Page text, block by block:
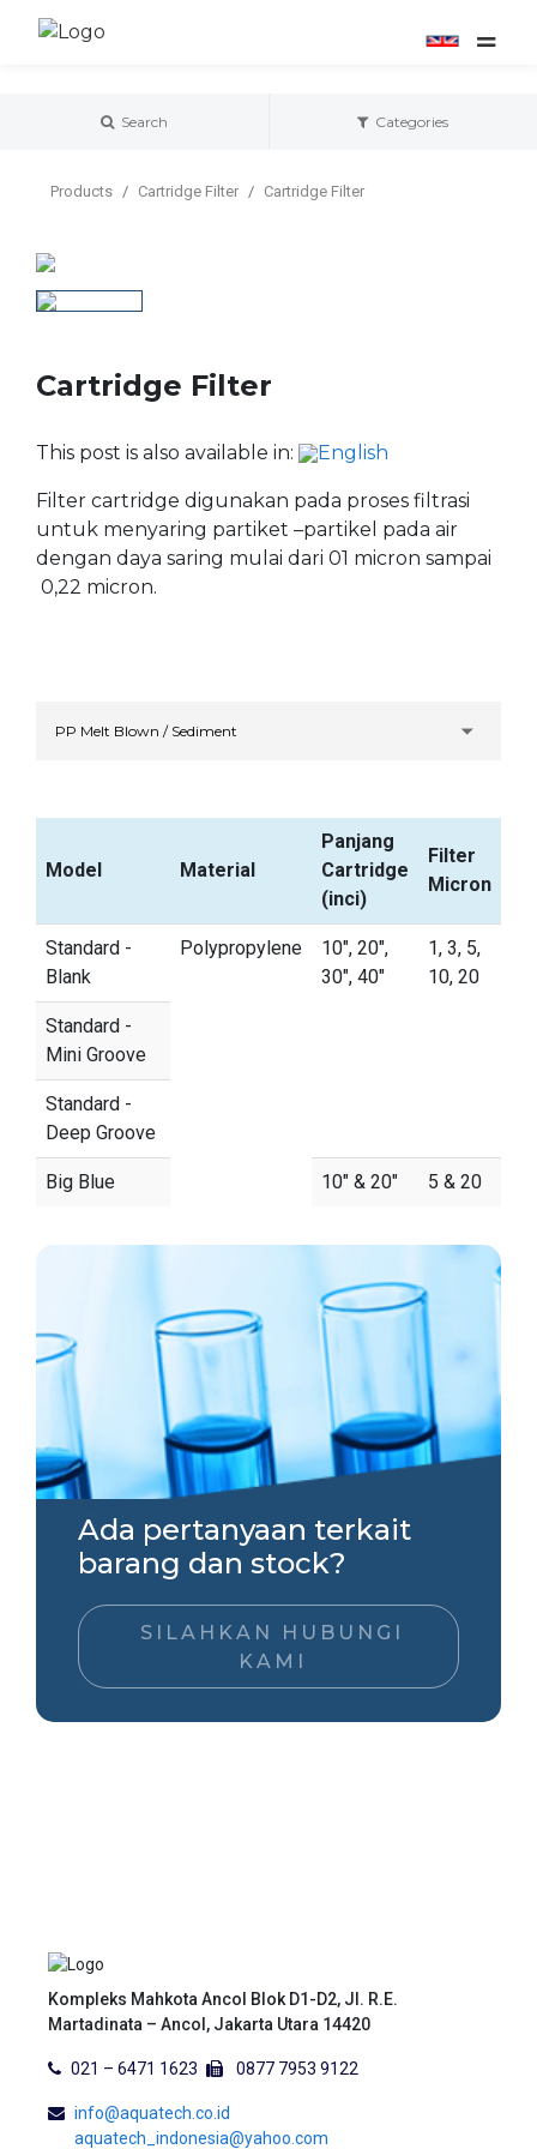
Search Categories
Products Cartridge Filter Cartridge Filter
Cartridge Filter
This post is also available in:
Filter cartridge digunakan pada proses filtrasi
untuk menyaring partiket –partikel pada air
dengan daya saring mulai dari 01 micron sampai
0,22 micron.
Model Material
Panjang
Cartridge
(inci)
Filter
Micron
Standard -
Blank
Polypropylene
10", 20",
30", 40"
1, 3, 5,
10, 20
Standard -
Mini Groove
Standard -
Deep Groove
Big Blue 10" & 20" 5 & 20
Ada pertanyaan terkait
barang dan stock?
SILAHKAN HUBUNGI
KAMI
Kompleks Mahkota Ancol Blok D1-D2, Jl. R.E.
Martadinata – Ancol, Jakarta Utara 14420
021 – 6471 1623 0877 7953 9122
info@aquatech.co.id
aquatech_indonesia@yahoo.com